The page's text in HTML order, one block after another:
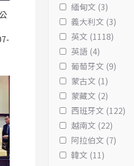
緬甸文 (3)
義大利文 (3)
英文 (1118)
英語 (4)
葡萄牙文 (9)
蒙古文 (1)
蒙藏文 (2)
西班牙文 (122)
越南文 (22)
阿拉伯文 (7)
韓文 (11)